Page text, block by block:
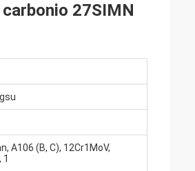
27SIMN
A106 (B, C), 12Cr1MoV,
1